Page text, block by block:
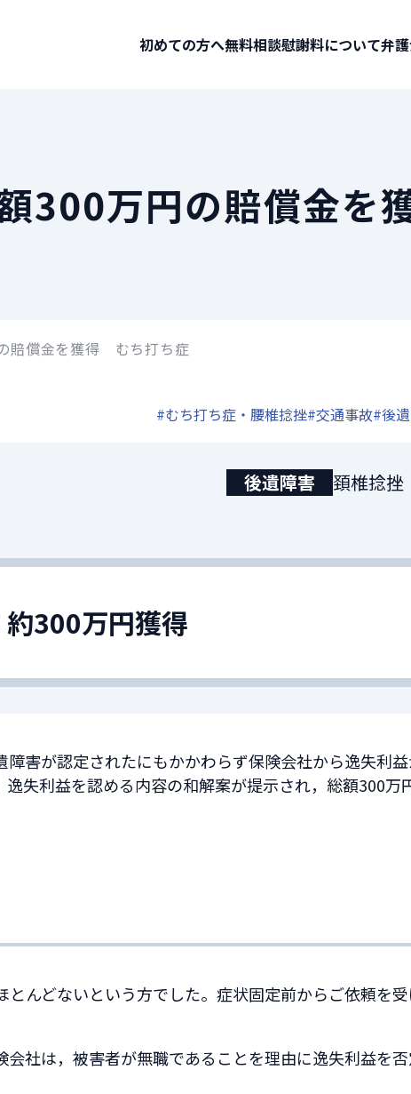
初めての方へ無料相談慰謝料について弁
300万円の賠償金を
賠償金を獲得 むち打ち症
#むち打ち症・腰椎捻挫#交通事故#後
後遺障害
頚椎捻挫
300万円獲得
害が認定されたにもかかわらず保険会社から逸失利
失利益を認める内容の和解案が提示され，総額300万
んどないという方でした。症状固定前からご依頼を
社は，被害者が無職であることを理由に逸失利益を